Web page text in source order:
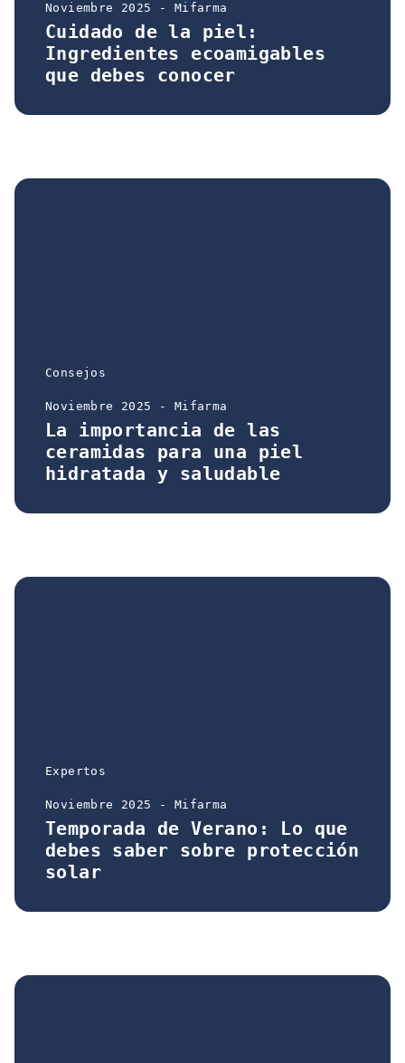
Noviembre 2025 - Mifarma
Cuidado de la piel:
Ingredientes ecoamigables
que debes conocer
Consejos
Noviembre 2025 - Mifarma
La importancia de las
ceramidas para una piel
hidratada y saludable
Expertos
Noviembre 2025 - Mifarma
Temporada de Verano: Lo que
debes saber sobre protección
solar